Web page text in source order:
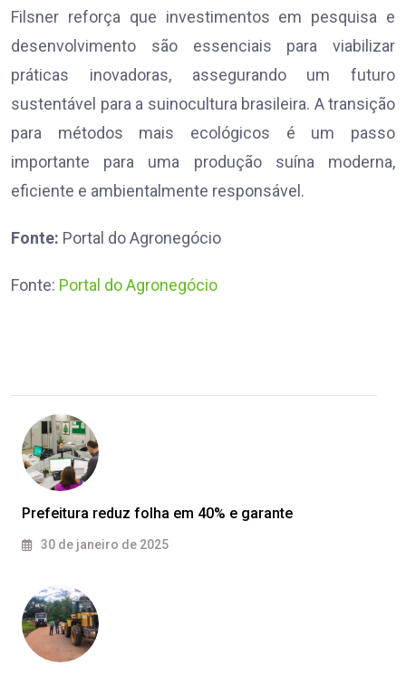
Filsner reforça que investimentos em pesquisa e
desenvolvimento são essenciais para viabilizar
práticas inovadoras, assegurando um futuro
sustentável para a suinocultura brasileira. A transição
para métodos mais ecológicos é um passo
importante para uma produção suína moderna,
eficiente e ambientalmente responsável.
Fonte: Portal do Agronegócio
Fonte: Portal do Agronegócio
Prefeitura reduz folha em 40% e garante
30 de janeiro de 2025